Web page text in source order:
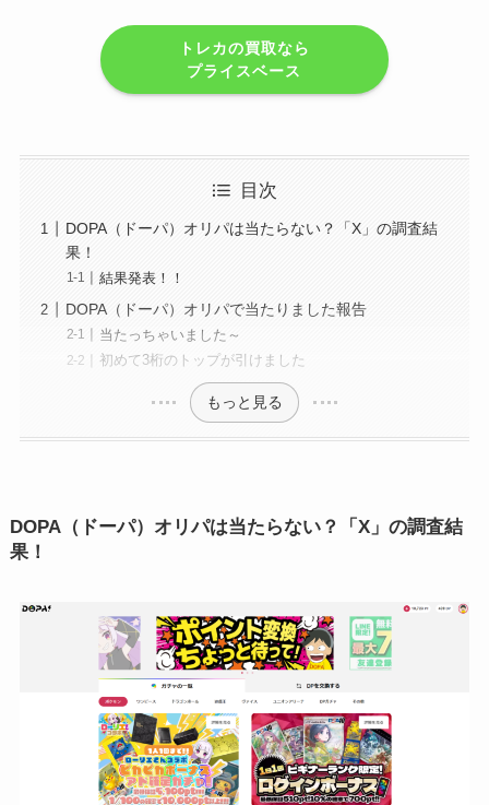
トレカの買取なら
プライスベース
目次
DOPA（ドーパ）オリパは当たらない？「X」の調査結
果！
結果発表！！
DOPA（ドーパ）オリパで当たりました報告
当たっちゃいました～
初めて3桁のトップが引けました
もっと見る
DOPA（ドーパ）オリパは当たらない？「X」の調査結
果！